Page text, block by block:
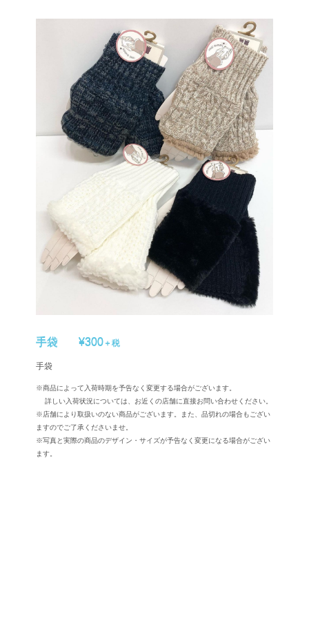
手袋 ¥300＋税
手袋
※商品によって入荷時期を予告なく変更する場合がございます。
詳しい入荷状況については、お近くの店舗に直接お問い合わせください。
※店舗により取扱いのない商品がございます。また、品切れの場合もござい
ますのでご了承くださいませ。
※写真と実際の商品のデザイン・サイズが予告なく変更になる場合がござい
ます。